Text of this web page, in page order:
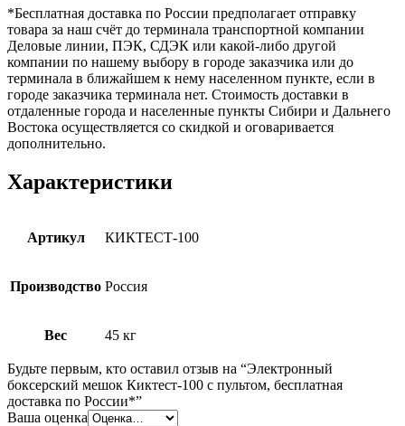
*Бесплатная доставка по России предполагает отправку
товара за наш счёт до терминала транспортной компании
Деловые линии, ПЭК, СДЭК или какой-либо другой
компании по нашему выбору в городе заказчика или до
терминала в ближайшем к нему населенном пункте, если в
городе заказчика терминала нет. Стоимость доставки в
отдаленные города и населенные пункты Сибири и Дальнего
Востока осуществляется со скидкой и оговаривается
дополнительно.
Характеристики
Артикул КИКТЕСТ-100
Производство Россия
Вес 45 кг
Будьте первым, кто оставил отзыв на “Электронный
боксерский мешок Киктест-100 с пультом, бесплатная
доставка по России*”
Ваша оценка